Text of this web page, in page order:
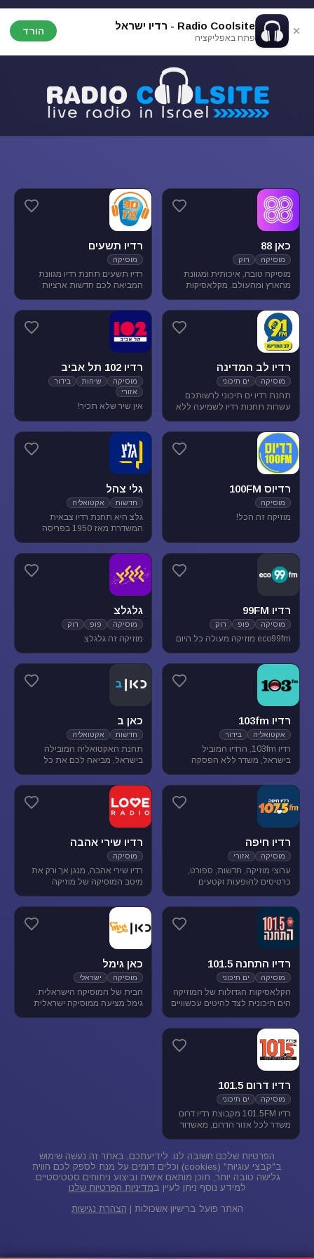
Radio Coolsite - רדיו ישראל
פתח באפליקציה
הורד
כאן 88
מוסיקה רוק
מוסיקה טובה, איכותית ומגוונת
מהארץ ומהעולם. מקלאסיקות
בארץ ובעולם ועד ג'אז, אלטרנטיב,
מוסיקת עולם ובלוז.
רדיו תשעים
מוסיקה
רדיו תשעים תחנת רדיו מגוונת
המביאה לכם חדשות ארציות
ופנאי וכמובן מוסיקה מגוונת
להנאת המאזינים
רדיו לב המדינה
מוסיקה ים תיכוני
תחנת רדיו ים תיכוני לרשותכם
עשרות תחנות רדיו לשמיעה ללא
ים תיכונית, מוסיקה לפי שפות
רדיו 102 תל אביב
מוסיקה שיחות
בידור
אזורי
אין שיר שלא תכיר!
רדיוס 100FM
מוסיקה
מוזיקה זה הכל!
גלי צהל
חדשות אקטואליה
גלצ היא תחנת רדיו צבאית
המשדרת מאז 1950 בפריסה
חדשות, תכניות אקטואליה
ותרבות, מוזיקה ועוד.
רדיו 99FM
מוסיקה פופ רוק
eco99fm מוזיקה מעולה כל היום
גלגלצ
מוסיקה פופ רוק
מוזיקה זה גלגלצ
רדיו 103fm
אקטואליה בידור
רדיו 103fm, הרדיו המוביל
בישראל, משדר ללא הפסקה
וסאטירה, עם מיטב המגישים
והעיתונאים
כאן ב
חדשות אקטואליה
תחנת האקטואליה המובילה
בישראל, מביאה לכם את כל
והפרשנויות, של האירועים שעל
סדר היום הישראלי.
רדיו חיפה
מוסיקה אזורי
ערוצי מוזיקה, חדשות, ספורט,
כרטיסים להופעות וקטעים
רדיו שירי אהבה
מוסיקה
רדיו שירי אהבה, מנגן אך ורק את
מיטב המוסיקה של מוזיקה
והלהקות הטובות של שנות ה-80-
רדיו התחנה 101.5
מוסיקה ים תיכוני
הקלאסיקות הגדולות של המוזיקה
הים תיכונית לצד להיטים עכשוויים
בתדר 101.5 באיזור הצפון.
כאן גימל
מוסיקה ישראלי
הבית של המוסיקה הישראלית.
גימל מציעה ממוסיקה ישראלית
רדיו דרום 101.5
מוסיקה ים תיכוני
רדיו 101.5FM מקבוצת רדיו דרום
משדר לכל אזור הדרום, מאשדוד
הפרטיות שלכם חשובה לנו. לידיעתכם, באתר זה נעשה שימוש
ב"קבצי עוגיות" (cookies) וכלים דומים על מנת לספק לכם חווית
גלישה טובה יותר, תוכן מותאם אישית וביצוע ניתוחים סטטיסטיים.
למידע נוסף ניתן לעיין במדיניות הפרטיות שלנו
האתר פועל ברישיון אשכולות | הצהרת נגישות